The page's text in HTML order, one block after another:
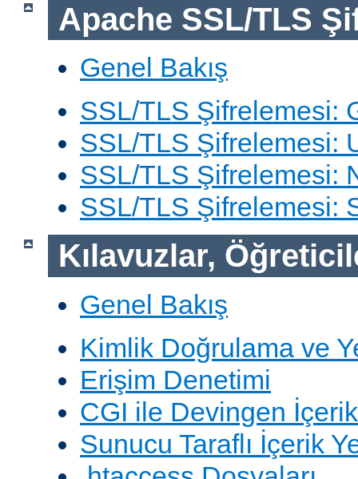
Apache SSL/TLS
Genel Bakış
SSL/TLS Şifrelemesi:
SSL/TLS Şifrelemesi:
SSL/TLS Şifrelemesi:
SSL/TLS Şifrelemesi:
Kılavuzlar,
Genel Bakış
Kimlik Doğrulama ve
Erişim Denetimi
CGI ile Devingen İçerik
Sunucu Taraflı İçerik